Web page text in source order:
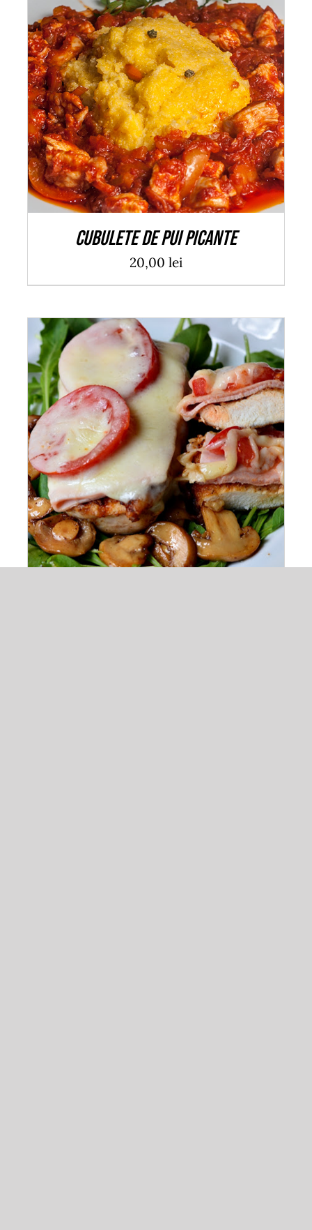
ADAUGĂ ÎN COȘ / DETALII
Cubulete de pui picante
20,00 lei
ADAUGĂ ÎN COȘ / DETALII